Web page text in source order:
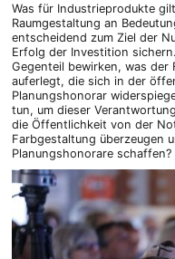
Was für Industrieprodukte
Raumgestaltung an
entscheidend zum Ziel der
Erfolg der Investition
Gegenteil bewirken, was
auferlegt, die sich in der
Planungshonorar
tun, um dieser
die Öffentlichkeit von der
Farbgestaltung überzeugen
Planungshonorare schaffen?